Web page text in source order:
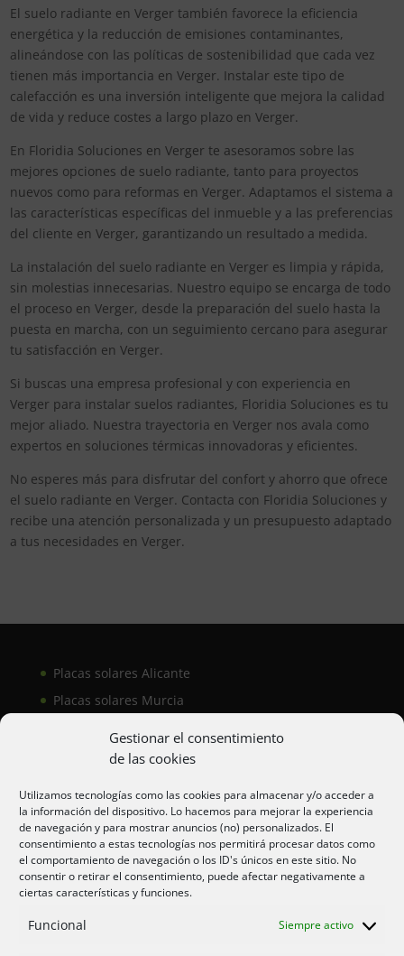
Gestionar el consentimiento
de las cookies
Utilizamos tecnologías como las cookies para almacenar y/o acceder a
la información del dispositivo. Lo hacemos para mejorar la experiencia
de navegación y para mostrar anuncios (no) personalizados. El
consentimiento a estas tecnologías nos permitirá procesar datos como
el comportamiento de navegación o los ID's únicos en este sitio. No
consentir o retirar el consentimiento, puede afectar negativamente a
ciertas características y funciones.
Funcional Siempre activo
El suelo radiante en Verger también favorece la eficiencia
energética y la reducción de emisiones contaminantes,
alineándose con las políticas de sostenibilidad que cada vez
tienen más importancia en Verger. Instalar este tipo de
calefacción es una inversión inteligente que mejora la calidad
de vida y reduce costes a largo plazo en Verger.
En Floridia Soluciones en Verger te asesoramos sobre las
mejores opciones de suelo radiante, tanto para proyectos
nuevos como para reformas en Verger. Adaptamos el sistema a
las características específicas del inmueble y a las preferencias
del cliente en Verger, garantizando un resultado a medida.
La instalación del suelo radiante en Verger es limpia y rápida,
sin molestias innecesarias. Nuestro equipo se encarga de todo
el proceso en Verger, desde la preparación del suelo hasta la
puesta en marcha, con un seguimiento cercano para asegurar
tu satisfacción en Verger.
Si buscas una empresa profesional y con experiencia en
Verger para instalar suelos radiantes, Floridia Soluciones es tu
mejor aliado. Nuestra trayectoria en Verger nos avala como
expertos en soluciones térmicas innovadoras y eficientes.
No esperes más para disfrutar del confort y ahorro que ofrece
el suelo radiante en Verger. Contacta con Floridia Soluciones y
recibe una atención personalizada y un presupuesto adaptado
a tus necesidades en Verger.
Placas solares Alicante
Placas solares Murcia
Aire acondicionado Alicante
Aire acondicionador Murcia
Aire acondicionado San Juan